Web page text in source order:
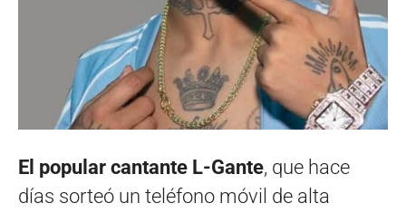
El popular cantante L-Gante, que hace
días sorteó un teléfono móvil de alta